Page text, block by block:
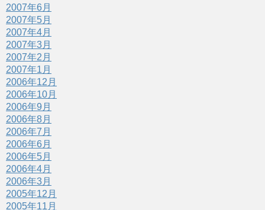
2007年6月
2007年5月
2007年4月
2007年3月
2007年2月
2007年1月
2006年12月
2006年10月
2006年9月
2006年8月
2006年7月
2006年6月
2006年5月
2006年4月
2006年3月
2005年12月
2005年11月